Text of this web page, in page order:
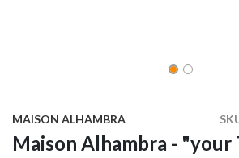
MAISON ALHAMBRA
Maison Alhambra - "your